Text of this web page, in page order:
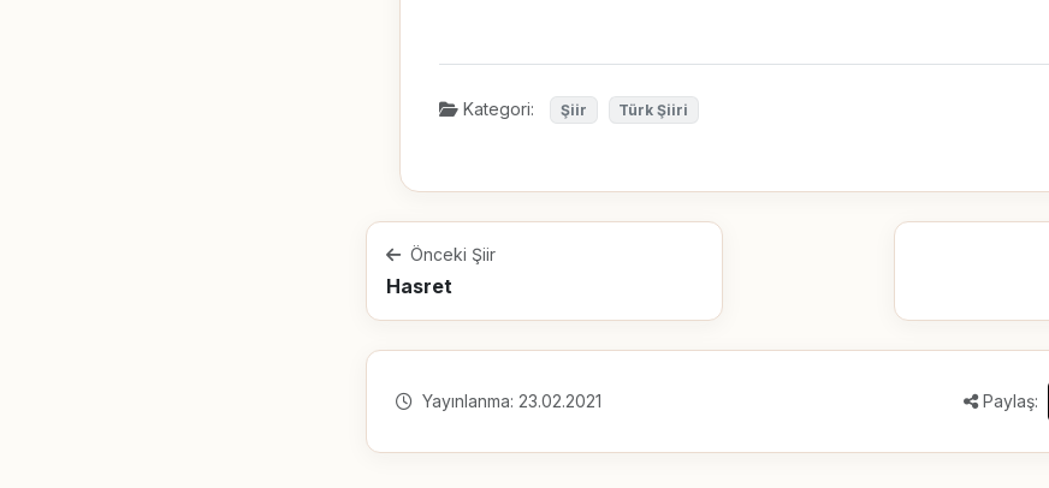
Kategori: Şiir Türk Şiiri
Önceki Şiir
Hasret
Yayınlanma: 23.02.2021 Paylaş: